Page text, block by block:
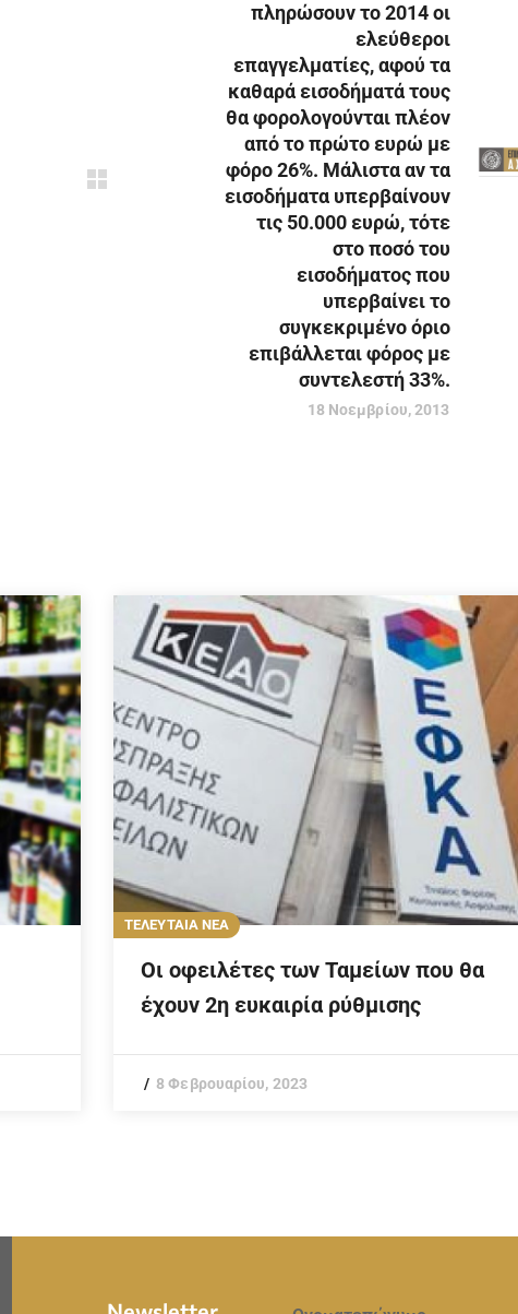
πληρώσουν το 2014 οι
ελεύθεροι
επαγγελματίες, αφού τα
καθαρά εισοδήματά τους
θα φορολογούνται πλέον
από το πρώτο ευρώ με
φόρο 26%. Μάλιστα αν τα
εισοδήματα υπερβαίνουν
τις 50.000 ευρώ, τότε
στο ποσό του
εισοδήματος που
υπερβαίνει το
συγκεκριμένο όριο
επιβάλλεται φόρος με
συντελεστή 33%.
18 Νοεμβρίου, 2013
ΤΕΛΕΥΤΑΙΑ ΝΕΑ
Οι οφειλέτες των Ταμείων που θα
έχουν 2η ευκαιρία ρύθμισης
8 Φεβρουαρίου, 2023